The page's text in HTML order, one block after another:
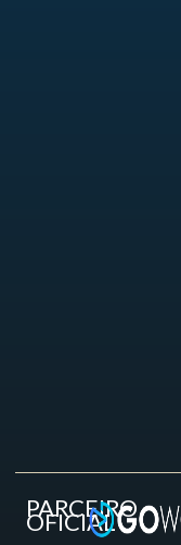
PARCEIRO
OFICIAL